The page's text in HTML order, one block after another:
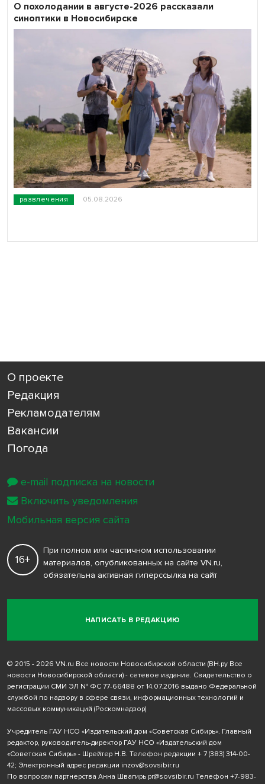
развлечения 05.08.2026
О похолодании в августе-2026 рассказали
синоптики в Новосибирске
О проекте
Редакция
Рекламодателям
Вакансии
Погода
НАПИСАТЬ В РЕДАКЦИЮ
16+
При полном или частичном использовании
материалов, опубликованных на сайте VN.ru,
обязательна активная гиперссылка на сайт
© 2015 - 2026 VN.ru Все новости Новосибирской области (ВН.ру Все
новости Новосибирской области) - сетевое издание. Свидетельство о
регистрации СМИ ЭЛ № ФС 77-66488 от 14.07.2016 выдано Федеральной
службой по надзору в сфере связи, информационных технологий и
массовых коммуникаций (Роскомнадзор)
Учредитель ГАУ НСО «Издательский дом «Советская Сибирь». Главный
редактор, руководитель-директор ГАУ НСО «Издательский дом
«Советская Сибирь» - Шрейтер Н.В. Телефон редакции + 7 (383) 314-00-
42; Электронный адрес редакции inzov@sovsibir.ru
По вопросам партнерства Анна Швагирь pr@sovsibir.ru Телефон +7-983-
e-mail подписка на новости
Включить уведомления
Мобильная версия сайта